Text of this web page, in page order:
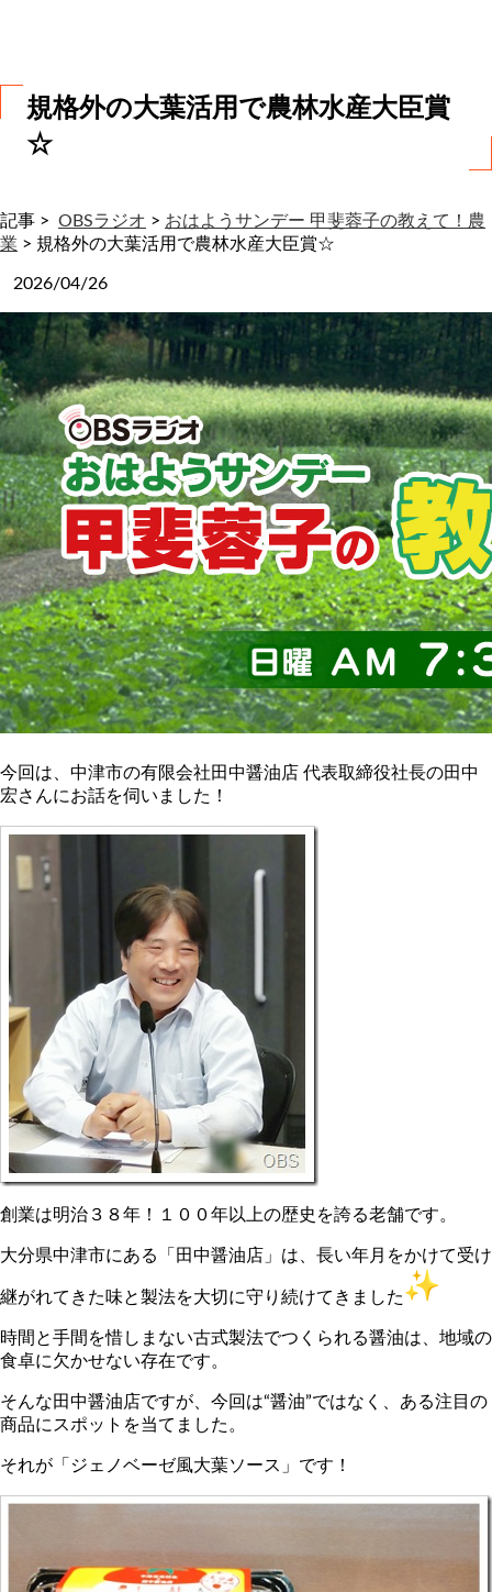
規格外の大葉活用で農林水産大臣賞
☆
記事 > OBSラジオ > おはようサンデー 甲斐蓉子の教えて！農
業 > 規格外の大葉活用で農林水産大臣賞☆
2026/04/26
今回は、中津市の有限会社田中醤油店 代表取締役社長の田中
宏さんにお話を伺いました！
創業は明治３８年！１００年以上の歴史を誇る老舗です。
大分県中津市にある「田中醤油店」は、長い年月をかけて受け
継がれてきた味と製法を大切に守り続けてきました
時間と手間を惜しまない古式製法でつくられる醤油は、地域の
食卓に欠かせない存在です。
そんな田中醤油店ですが、今回は“醤油”ではなく、ある注目の
商品にスポットを当てました。
それが「ジェノベーゼ風大葉ソース」です！